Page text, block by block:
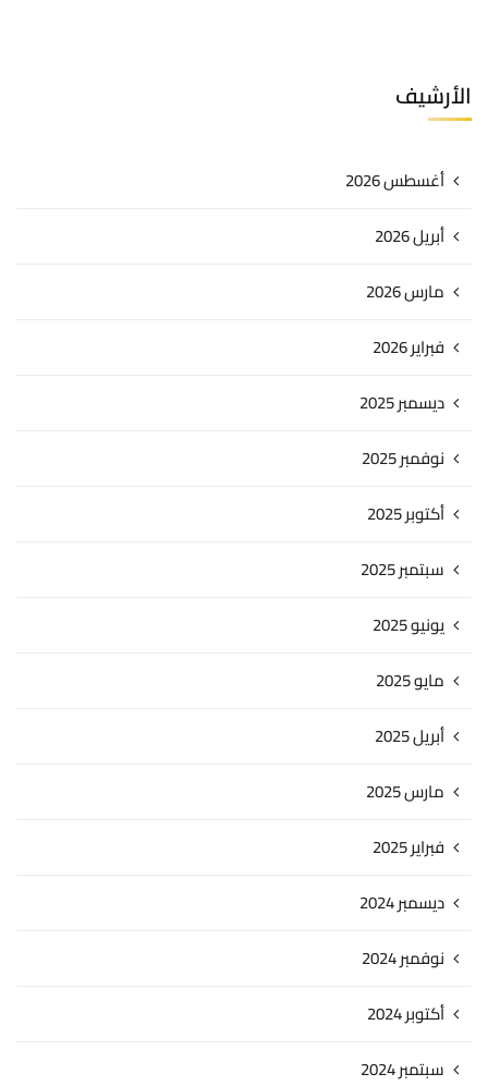
الأرشيف
أغسطس 2026
أبريل 2026
مارس 2026
فبراير 2026
ديسمبر 2025
نوفمبر 2025
أكتوبر 2025
سبتمبر 2025
يونيو 2025
مايو 2025
أبريل 2025
مارس 2025
فبراير 2025
ديسمبر 2024
نوفمبر 2024
أكتوبر 2024
سبتمبر 2024